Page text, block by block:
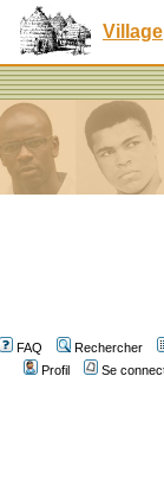
Village
FAQ
Rechercher
Profil
Se